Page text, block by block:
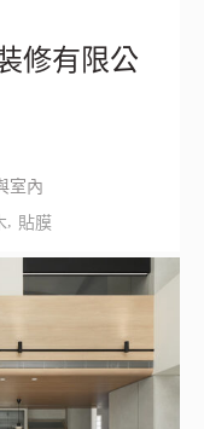
修有限公
室內
, 貼膜